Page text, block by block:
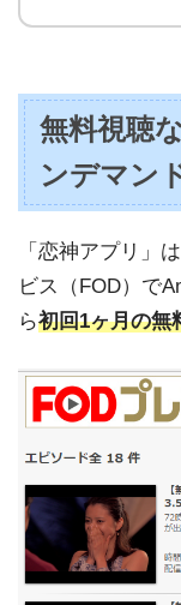
無料視聴
ンデマン
「恋神アプリ」
ビス（FOD）で
ら初回1ヶ月の無